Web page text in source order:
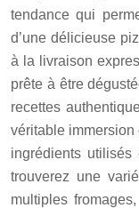
tendance qui
d’une délicieuse
à la livraison
prête à être
recettes
véritable
ingrédients
trouverez une
multiples